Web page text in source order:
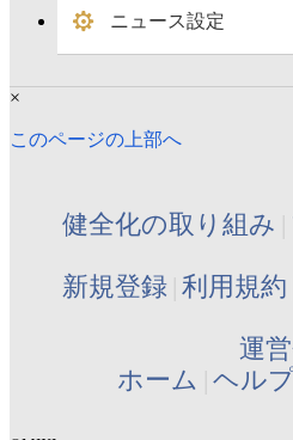
ニュース設定
×
このページの上部へ
健全化の取り組み
新規登録 利用規約
運
ホーム ヘル